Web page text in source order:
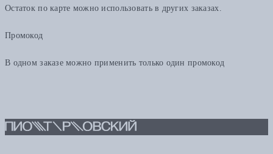
Остаток по карте можно использовать в других заказах.
Промокод
В одном заказе можно применить только один промокод